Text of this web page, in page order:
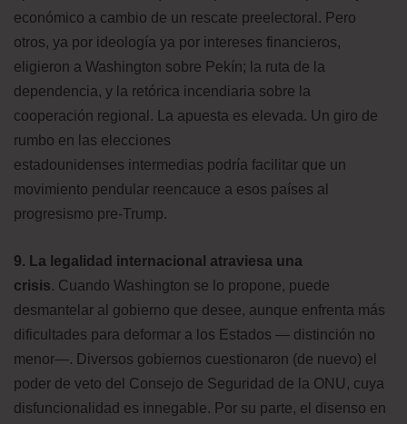
económico a cambio de un rescate preelectoral. Pero
otros, ya por ideología ya por intereses financieros,
eligieron a Washington sobre Pekín; la ruta de la
dependencia, y la retórica incendiaria sobre la
cooperación regional. La apuesta es elevada. Un giro de
rumbo en las elecciones
estadounidenses intermedias podría facilitar que un
movimiento pendular reencauce a esos países al
progresismo pre-Trump.
9. La legalidad internacional atraviesa una
crisis. Cuando Washington se lo propone, puede
desmantelar al gobierno que desee, aunque enfrenta más
dificultades para deformar a los Estados — distinción no
menor—. Diversos gobiernos cuestionaron (de nuevo) el
poder de veto del Consejo de Seguridad de la ONU, cuya
disfuncionalidad es innegable. Por su parte, el disenso en